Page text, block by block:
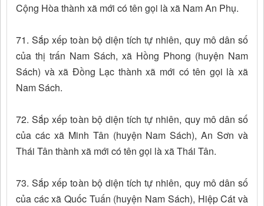
Cộng Hòa thành xã mới có tên gọi là xã Nam An Phụ.
71. Sắp xếp toàn bộ diện tích tự nhiên, quy mô dân số
của thị trấn Nam Sách, xã Hồng Phong (huyện Nam
Sách) và xã Đồng Lạc thành xã mới có tên gọi là xã
Nam Sách.
72. Sắp xếp toàn bộ diện tích tự nhiên, quy mô dân số
của các xã Minh Tân (huyện Nam Sách), An Sơn và
Thái Tân thành xã mới có tên gọi là xã Thái Tân.
73. Sắp xếp toàn bộ diện tích tự nhiên, quy mô dân số
của các xã Quốc Tuấn (huyện Nam Sách), Hiệp Cát và